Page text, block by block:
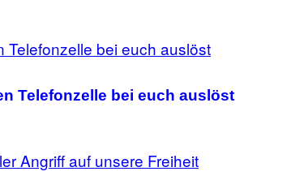
Telefonzelle bei euch auslöst